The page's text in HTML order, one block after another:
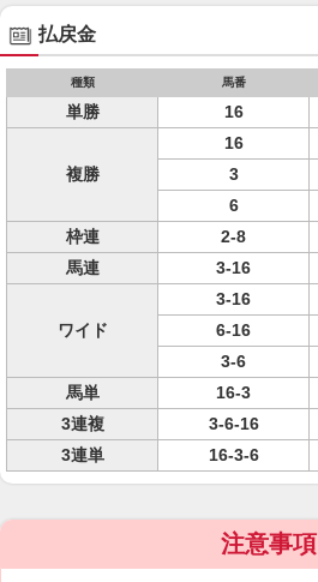
払戻金
種類 馬番
単勝 16
複勝
16
3
6
枠連
2-8
馬連
3-16
ワイド
3-16
6-16
3-6
馬単
16-3
3連複
3-6-16
3連単
16-3-6
注意事項